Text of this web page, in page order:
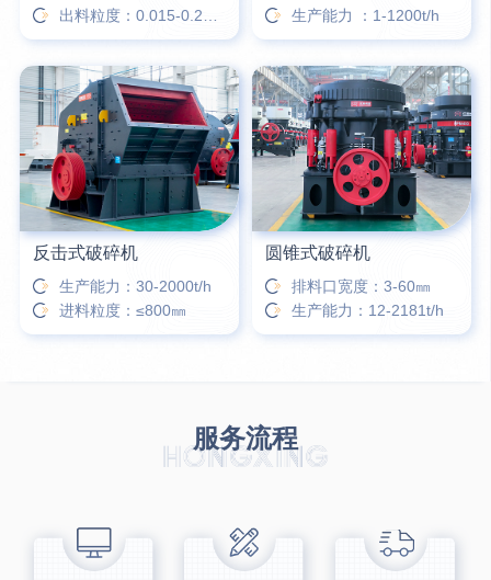
生产能力 ：1-1200t/h
反击式破碎机
生产能力：30-2000t/h
进料粒度：≤800㎜
圆锥式破碎机
排料口宽度：3-60㎜
生产能力：12-2181t/h
服务流程